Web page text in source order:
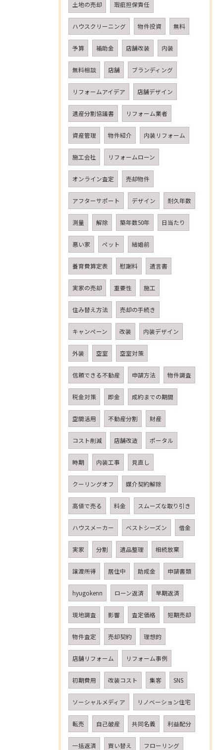
土地の売却 瑕疵担保責任
ハウスクリーニング 物件投資 無料
予算 補助金 店舗改装 内装
無料相談 店舗 ブランディング
リフォームアイデア 店舗デザイン
遺産分割協議書 リフォーム業者
資産管理 物件紹介 内装リフォーム
施工会社 リフォームローン
オンライン査定 売却物件
アフターサポート デザイン 耐久年数
測量 解除 築年数50年 日当たり
悪い家 ペット 結婚前
養育費算定表 慰謝料 遺言書
実家の売却 重要性 施工
住み替え方法 売却の手続き
キャンペーン 改装 内装デザイン
外装 空室 空室対策
信頼できる不動産 申請方法 物件調査
税金対策 即金 成約までの期間
空間活用 不動産分割 財産
コスト削減 店舗改造 ポータル
時期 内装工事 見直し
クーリングオフ 媒介契約解除
高値で売る 料金 スムーズな取り引き
ハウスメーカー ベストシーズン 借金
実家 分割 遺品整理 相続放棄
譲渡所得 居住中 助成金 申請書類
hyugokenn ローン返済 早期返済
現地調査 影響 査定価格 短期売却
物件査定 売却契約 理想的
店舗リフォーム リフォーム事例
初期費用 改装コスト 集客 SNS
ソーシャルメディア リノベーション住宅
転売 自己破産 共同名義 利益配分
一括返済 買い替え フローリング